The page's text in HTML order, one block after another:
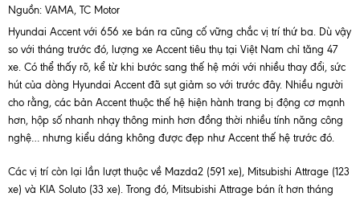
Nguồn: VAMA, TC Motor
Hyundai Accent với 656 xe bán ra cũng cố vững chắc vị trí thứ ba. Dù vậy
so với tháng trước đó, lượng xe Accent tiêu thụ tại Việt Nam chỉ tăng 47
xe. Có thể thấy rõ, kể từ khi bước sang thế hệ mới với nhiều thay đổi, sức
hút của dòng Hyundai Accent đã sụt giảm so với trước đây. Nhiều người
cho rằng, các bản Accent thuộc thế hệ hiện hành trang bị động cơ mạnh
hơn, hộp số nhanh nhạy thông minh hơn đồng thời nhiều tính năng công
nghệ… nhưng kiểu dáng không được đẹp như Accent thế hệ trước đó.
Các vị trí còn lại lần lượt thuộc về Mazda2 (591 xe), Mitsubishi Attrage (123
xe) và KIA Soluto (33 xe). Trong đó, Mitsubishi Attrage bán ít hơn tháng